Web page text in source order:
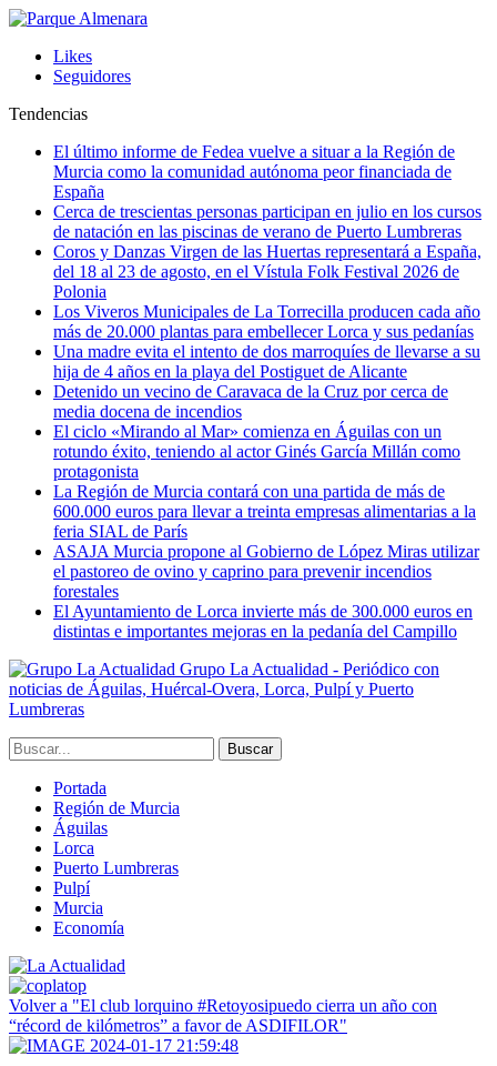
Likes
Seguidores
Tendencias
El último informe de Fedea vuelve a situar a la Región de
Murcia como la comunidad autónoma peor financiada de
España
Cerca de trescientas personas participan en julio en los cursos
de natación en las piscinas de verano de Puerto Lumbreras
Coros y Danzas Virgen de las Huertas representará a España,
del 18 al 23 de agosto, en el Vístula Folk Festival 2026 de
Polonia
Los Viveros Municipales de La Torrecilla producen cada año
más de 20.000 plantas para embellecer Lorca y sus pedanías
Una madre evita el intento de dos marroquíes de llevarse a su
hija de 4 años en la playa del Postiguet de Alicante
Detenido un vecino de Caravaca de la Cruz por cerca de
media docena de incendios
El ciclo «Mirando al Mar» comienza en Águilas con un
rotundo éxito, teniendo al actor Ginés García Millán como
protagonista
La Región de Murcia contará con una partida de más de
600.000 euros para llevar a treinta empresas alimentarias a la
feria SIAL de París
ASAJA Murcia propone al Gobierno de López Miras utilizar
el pastoreo de ovino y caprino para prevenir incendios
forestales
El Ayuntamiento de Lorca invierte más de 300.000 euros en
distintas e importantes mejoras en la pedanía del Campillo
Grupo La Actualidad - Periódico con
noticias de Águilas, Huércal-Overa, Lorca, Pulpí y Puerto
Lumbreras
Portada
Región de Murcia
Águilas
Lorca
Puerto Lumbreras
Pulpí
Murcia
Economía
Volver a "El club lorquino #Retoyosipuedo cierra un año con
“récord de kilómetros” a favor de ASDIFILOR"